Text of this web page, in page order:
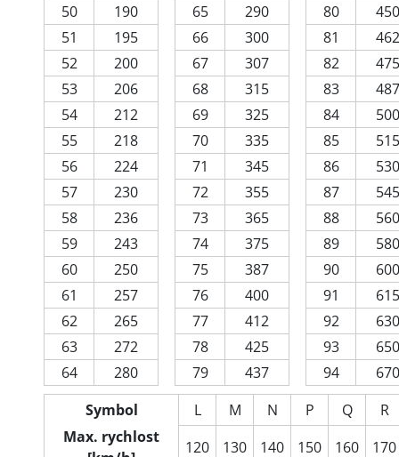
50
190
51
195
52
200
53
206
54
212
55
218
56
224
57
230
58
236
59
243
60
250
61
257
62
265
63
272
64
280
65
290
66
300
67
307
68
315
69
325
70
335
71
345
72
355
73
365
74
375
75
387
76
400
77
412
78
425
79
437
80
450
81
462
82
475
83
487
84
500
85
515
86
530
87
545
88
560
89
580
90
600
91
615
92
630
93
650
94
670
Symbol
L M N P Q R
Max. rychlost
120 130 140 150 160 170